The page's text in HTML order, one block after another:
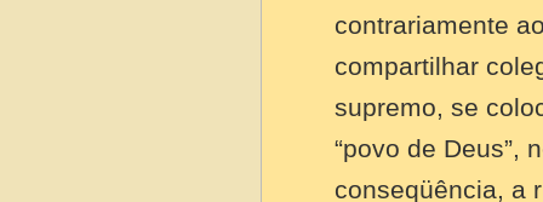
contrariamente
compartilhar
supremo, se
“povo de Deus”,
conseqüência, a